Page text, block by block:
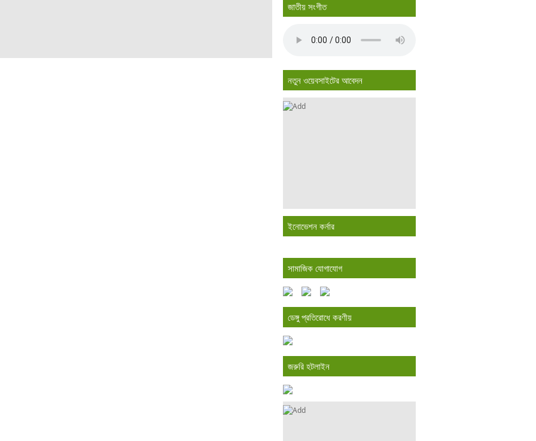
জাতীয় সংগীত
নতুন ওয়েবসাইটের আবেদন
ইনোভেশন কর্নার
সামাজিক যোগাযোগ
ডেঙ্গু প্রতিরোধে করণীয়
জরুরি হটলাইন